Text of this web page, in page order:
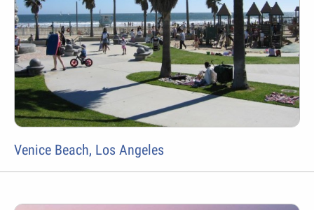
Venice Beach, Los Angeles